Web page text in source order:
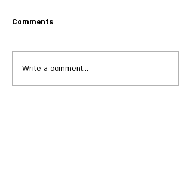
Comments
Write a comment...